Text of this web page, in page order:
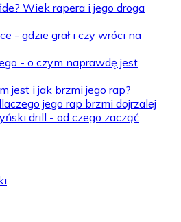
Wiek rapera i jego droga
- gdzie grał i czy wróci na
- o czym naprawdę jest
jest i jak brzmi jego rap?
jego rap brzmi dojrzalej
drill - od czego zacząć